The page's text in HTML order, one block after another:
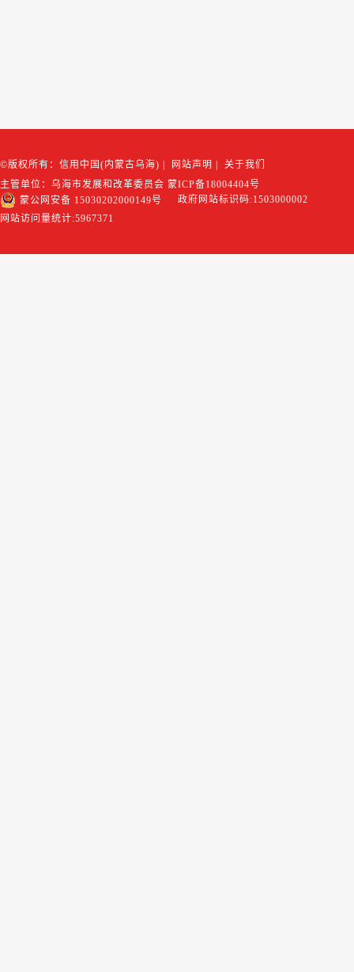
©版权所有：信用中国(内蒙古乌海) 网站声明
关于我们
主管单位：乌海市发展和改革委员会 蒙ICP备18004404号
蒙公网安备 15030202000149号
政府网站标识码:1503000002
网站访问量统计:5967371